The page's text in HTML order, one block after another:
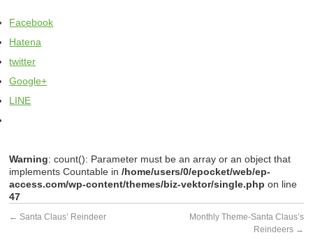
Facebook
Hatena
twitter
Google+
LINE
Warning: count(): Parameter must be an array or an object that
implements Countable in/home/users/0/epocket/web/ep-
access.com/wp-content/themes/biz-vektor/single.php on line
47
← Santa Claus’ Reindeer
Monthly Theme-Santa Claus’s
Reindeers →